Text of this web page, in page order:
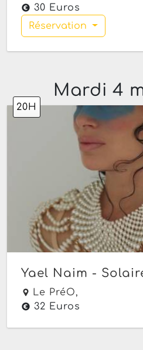
30 Euros
Réservation
Mardi 4
20H
Yael Naim -
Le PréO,
32 Euros